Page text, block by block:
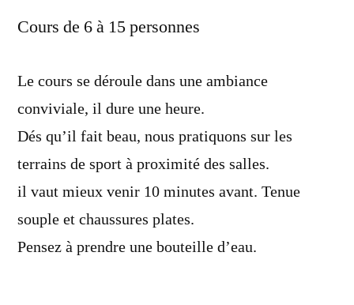
Cours de 6 à 15 personnes ​
Le cours se déroule dans une ambiance
conviviale, il dure une heure.
Dés qu’il fait beau, nous pratiquons sur les
terrains de sport à proximité des salles.
il vaut mieux venir 10 minutes avant. Tenue
souple et chaussures plates.
Pensez à prendre une bouteille d’eau.